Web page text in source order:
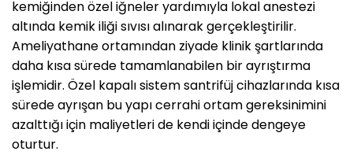
kemiğinden özel iğneler yardımıyla lokal anestezi
altında kemik iliği sıvısı alınarak gerçekleştirilir.
Ameliyathane ortamından ziyade klinik şartlarında
daha kısa sürede tamamlanabilen bir ayrıştırma
işlemidir. Özel kapalı sistem santrifüj cihazlarında kısa
sürede ayrışan bu yapı cerrahi ortam gereksinimini
azalttığı için maliyetleri de kendi içinde dengeye
oturtur.